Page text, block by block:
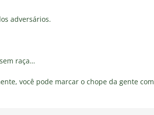
adversários.
raça…
você pode marcar o chope da gente com